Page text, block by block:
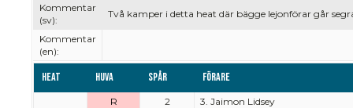
Kommentar
(sv):
Två kamper i detta heat där bägge lejonförar går
Kommentar
(en):
Heat Huva Spår Förare
R 2
3. Jaimon Lidsey